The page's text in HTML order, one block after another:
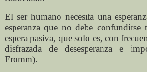
El ser humano necesita una
esperanza que no debe confundirse
espera pasiva, que solo es, con
disfrazada de desesperanza e
Fromm).